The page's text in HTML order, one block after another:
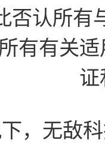
否认所有
有有关
证
无敌科